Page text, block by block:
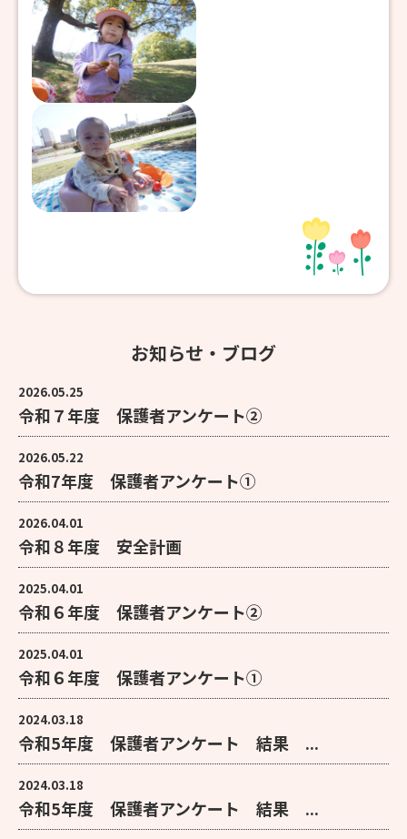
お知らせ・ブログ
2026.05.25
令和７年度 保護者アンケート②
2026.05.22
令和7年度 保護者アンケート①
2026.04.01
令和８年度 安全計画
2025.04.01
令和６年度 保護者アンケート②
2025.04.01
令和６年度 保護者アンケート①
2024.03.18
令和5年度 保護者アンケート 結果 ...
2024.03.18
令和5年度 保護者アンケート 結果 ...